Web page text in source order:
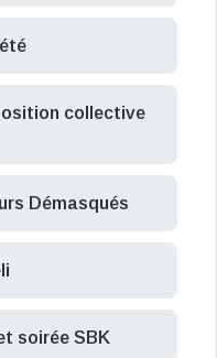
collective
Démasqués
soirée SBK